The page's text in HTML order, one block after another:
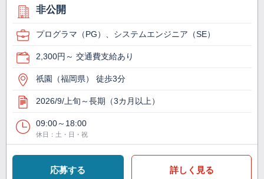
非公開
プログラマ（PG）、システムエンジニア（SE）
2,300円～ 交通費支給あり
祇園（福岡県） 徒歩3分
2026/9/上旬～長期（3カ月以上）
09:00～18:00
休日：土・日・祝
応募する 詳しく見る